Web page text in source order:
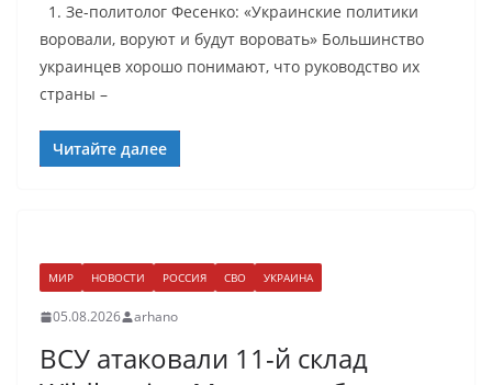
1. Зе-политолог Фесенко: «Украинские политики
воровали, воруют и будут воровать» Большинство
украинцев хорошо понимают, что руководство их
страны –
Читайте далее
МИР НОВОСТИ РОССИЯ СВО УКРАИНА
05.08.2026 arhano
ВСУ атаковали 11-й склад